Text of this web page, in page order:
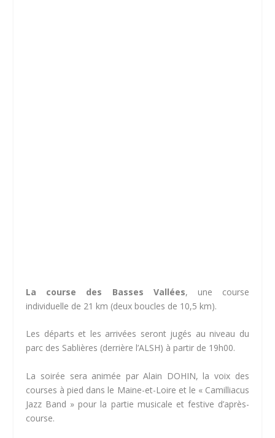
La course des Basses Vallées, une course
individuelle de 21 km (deux boucles de 10,5 km).
Les départs et les arrivées seront jugés au niveau du
parc des Sablières (derrière l’ALSH) à partir de 19h00.
La soirée sera animée par Alain DOHIN, la voix des
courses à pied dans le Maine-et-Loire et le « Camilliacus
Jazz Band » pour la partie musicale et festive d’après-
course.